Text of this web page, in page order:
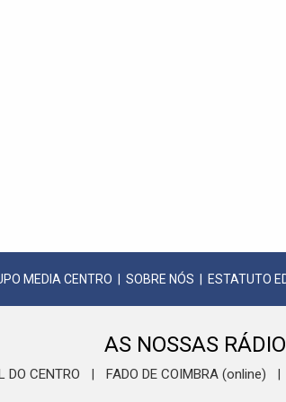
MEDIA CENTRO SOBRE NÓS ESTATUTO
AS NOSSAS
DO CENTRO FADO DE COIMBRA (online)